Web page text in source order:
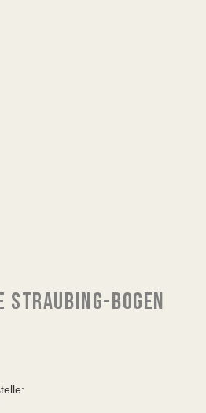
STRAUBING-BOGEN